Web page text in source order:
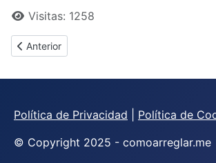
Visitas: 1258
Artículo anterior: ¿Cómo arreglar sillas que
Anterior
Política de Privacidad Política de
© Copyright 2025 - comoarreglar.me